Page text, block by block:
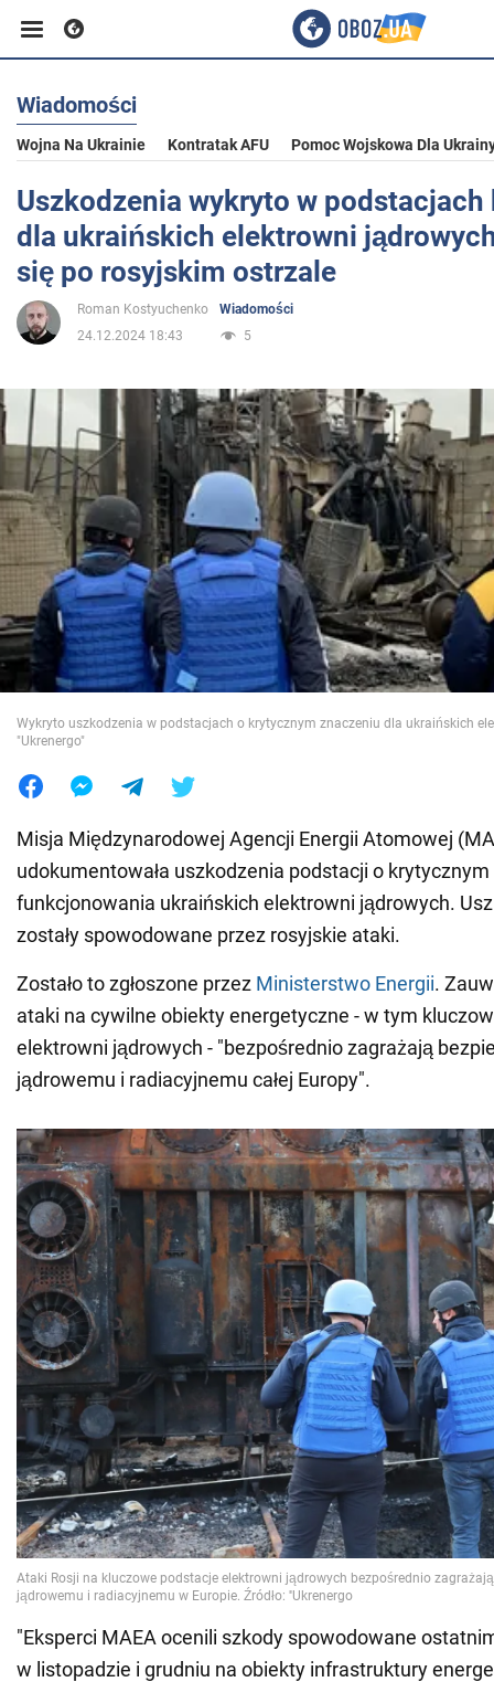
Biznes
Sport
Rozrywka
Życie
Polityka
Społeczeństwo
Wojna na Ukrainie
Świat
Jedzenie
Wiadomości
Wojna Na Ukrainie Kontratak AFU Pomoc Wojskowa Dla
Uszkodzenia wykryto w
dla ukraińskich elektrowni
się po rosyjskim ostrzale
Roman Kostyuchenko
Wiadomości
24.12.2024 18:43
5
Wykryto uszkodzenia w podstacjach o krytycznym znaczeniu dla ukraińskich
"Ukrenergo"
Misja Międzynarodowej Agencji Energii Atomowej
udokumentowała uszkodzenia podstacji o
funkcjonowania ukraińskich elektrowni jądrowych.
zostały spowodowane przez rosyjskie ataki.
Zostało to zgłoszone przez Ministerstwo Energii.
ataki na cywilne obiekty energetyczne - w tym
elektrowni jądrowych - "bezpośrednio zagrażają
jądrowemu i radiacyjnemu całej Europy".
"Eksperci MAEA ocenili szkody spowodowane
w listopadzie i grudniu na obiekty infrastruktury